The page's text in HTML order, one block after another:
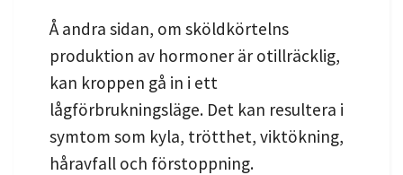
Å andra sidan, om sköldkörtelns
produktion av hormoner är otillräcklig,
kan kroppen gå in i ett
lågförbrukningsläge. Det kan resultera i
symtom som kyla, trötthet, viktökning,
håravfall och förstoppning.